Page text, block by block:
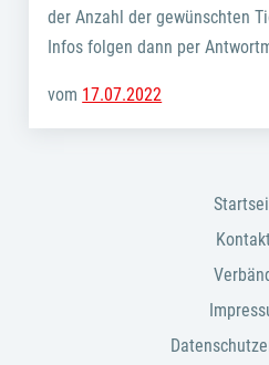
der Anzahl der gewünschten
Infos folgen dann per
vom 17.07.2022